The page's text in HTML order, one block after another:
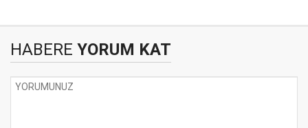
HABERE YORUM KAT